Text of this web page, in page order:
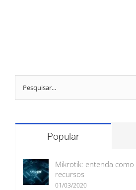
Popular
Mikrotik: entenda
recursos
01/03/2020